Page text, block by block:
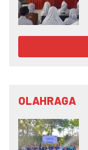
OLAHRAGA